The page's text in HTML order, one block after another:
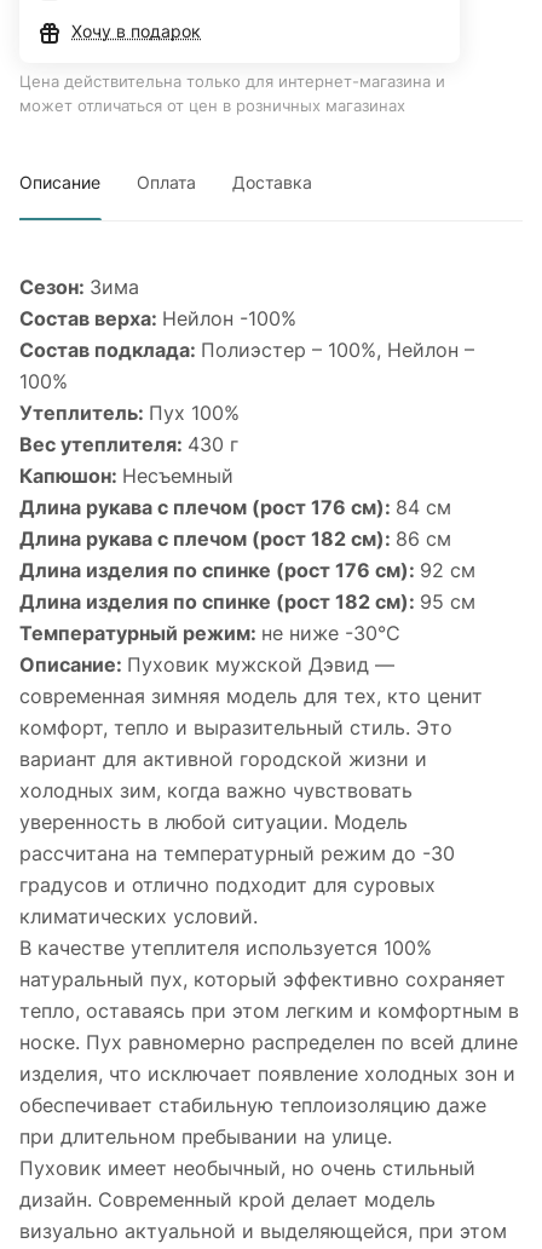
Хочу в подарок
Цена действительна только для интернет-магазина и
может отличаться от цен в розничных магазинах
Описание Оплата Доставка
Сезон: Зима
Состав верха: Нейлон -100%
Состав подклада: Полиэстер – 100%, Нейлон –
100%
Утеплитель: Пух 100%
Вес утеплителя: 430 г
Капюшон: Несъемный
Длина рукава с плечом (рост 176 см): 84 см
Длина рукава с плечом (рост 182 см): 86 см
Длина изделия по спинке (рост 176 см): 92 см
Длина изделия по спинке (рост 182 см): 95 см
Температурный режим: не ниже -30°С
Описание: Пуховик мужской Дэвид —
современная зимняя модель для тех, кто ценит
комфорт, тепло и выразительный стиль. Это
вариант для активной городской жизни и
холодных зим, когда важно чувствовать
уверенность в любой ситуации. Модель
рассчитана на температурный режим до -30
градусов и отлично подходит для суровых
климатических условий.
В качестве утеплителя используется 100%
натуральный пух, который эффективно сохраняет
тепло, оставаясь при этом легким и комфортным в
носке. Пух равномерно распределен по всей длине
изделия, что исключает появление холодных зон и
обеспечивает стабильную теплоизоляцию даже
при длительном пребывании на улице.
Пуховик имеет необычный, но очень стильный
дизайн. Современный крой делает модель
визуально актуальной и выделяющейся, при этом